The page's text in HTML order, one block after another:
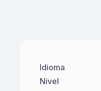
Idioma
Nivel